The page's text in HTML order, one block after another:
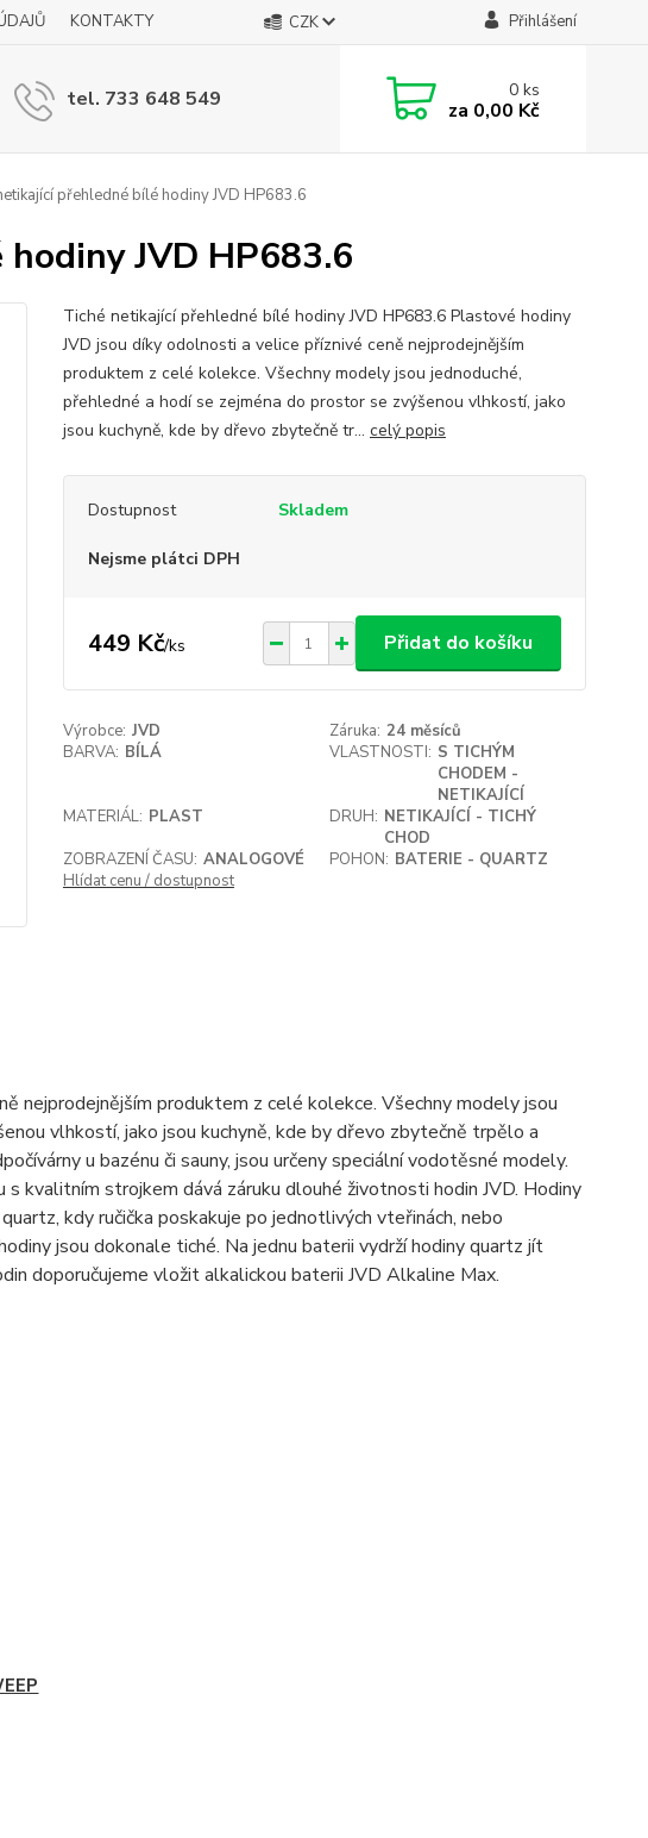
KONTAKTY CZK Přihlášení
tel. 733 648 549 0ks
za 0,00 Kč
přehledné bílé hodiny JVD HP683.6
JVD HP683.6
Tiché netikající přehledné bílé hodiny JVD HP683.6 Plastové hodiny
JVD jsou díky odolnosti a velice příznivé ceně nejprodejnějším
produktem z celé kolekce. Všechny modely jsou jednoduché,
přehledné a hodí se zejména do prostor se zvýšenou vlhkostí, jako
jsou kuchyně, kde by dřevo zbytečně tr... celý popis
Dostupnost Skladem
Nejsme plátci DPH
449 Kč/ks Přidat do košíku
Výrobce: JVD Záruka: 24 měsíců
BARVA: BÍLÁ VLASTNOSTI: S TICHÝM
CHODEM -
NETIKAJÍCÍ
MATERIÁL: PLAST DRUH: NETIKAJÍCÍ - TICHÝ
CHOD
ZOBRAZENÍ ČASU: ANALOGOVÉ POHON: BATERIE - QUARTZ
Hlídat cenu / dostupnost
nejprodejnějším produktem z celé kolekce. Všechny modely jsou
vlhkostí, jako jsou kuchyně, kde by dřevo zbytečně trpělo a
u bazénu či sauny, jsou určeny speciální vodotěsné modely.
kvalitním strojkem dává záruku dlouhé životnosti hodin JVD. Hodiny
kdy ručička poskakuje po jednotlivých vteřinách, nebo
jsou dokonale tiché. Na jednu baterii vydrží hodiny quartz jít
doporučujeme vložit alkalickou baterii JVD Alkaline Max.